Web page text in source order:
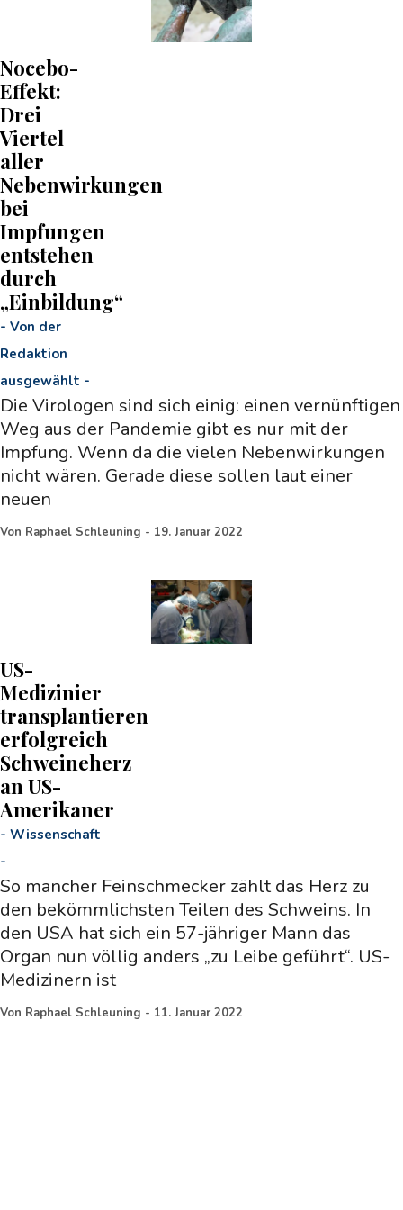
Nocebo-
Effekt:
Drei
Viertel
aller
Nebenwirkungen
bei
Impfungen
entstehen
durch
„Einbildung“
- Von der
Redaktion
ausgewählt -
Die Virologen sind sich einig: einen vernünftigen
Weg aus der Pandemie gibt es nur mit der
Impfung. Wenn da die vielen Nebenwirkungen
nicht wären. Gerade diese sollen laut einer
neuen
Von Raphael Schleuning - 19. Januar 2022
US-
Medizinier
transplantieren
erfolgreich
Schweineherz
an US-
Amerikaner
- Wissenschaft
-
So mancher Feinschmecker zählt das Herz zu
den bekömmlichsten Teilen des Schweins. In
den USA hat sich ein 57-jähriger Mann das
Organ nun völlig anders „zu Leibe geführt“. US-
Medizinern ist
Von Raphael Schleuning - 11. Januar 2022